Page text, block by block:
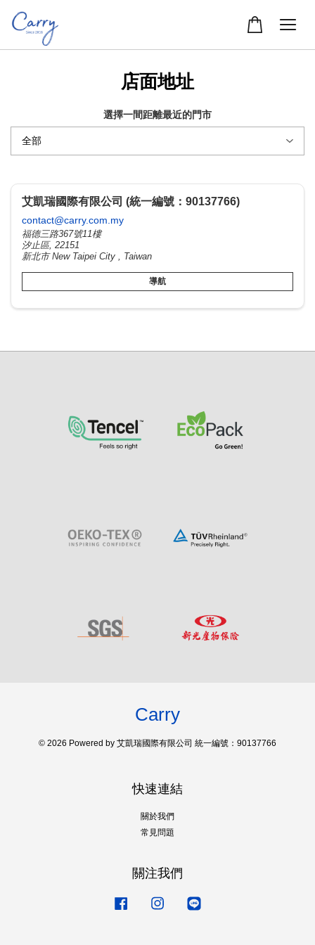
店面地址
選擇一間距離最近的門市
艾凱瑞國際有限公司 (統一編號：90137766)
contact@carry.com.my
福德三路367號11樓
汐止區, 22151
新北市 New Taipei City , Taiwan
導航
Carry
© 2026 Powered by 艾凱瑞國際有限公司 統一編號：90137766
快速連結
關於我們
常見問題
關注我們
Facebook Instagram